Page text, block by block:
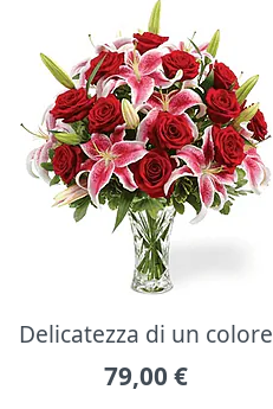
Delicatezza di un colore
79,00 €